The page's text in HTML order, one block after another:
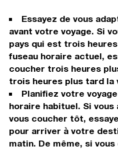
Essayez de vous
avant votre voyage. Si
pays qui est trois
fuseau horaire actuel,
coucher trois heures
trois heures plus tard
Planifiez votre
horaire habituel. Si vous
vous coucher tôt,
pour arriver à votre
matin. De même, si